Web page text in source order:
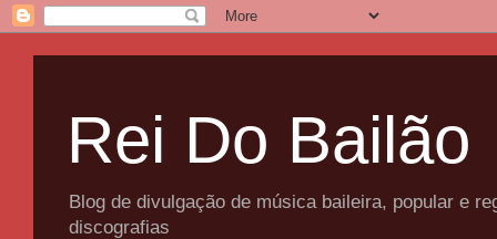
Rei Do Bailão
Blog de divulgação de música baileira, popular e
discografias